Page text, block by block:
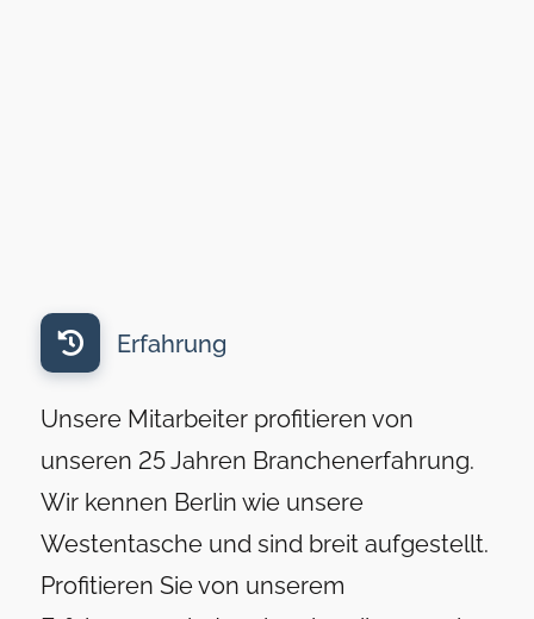
Erfahrung
Unsere Mitarbeiter profitieren von
unseren 25 Jahren Branchenerfahrung.
Wir kennen Berlin wie unsere
Westentasche und sind breit aufgestellt.
Profitieren Sie von unserem